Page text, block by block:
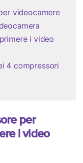
videocamere
i video
4 compressori
per
i video